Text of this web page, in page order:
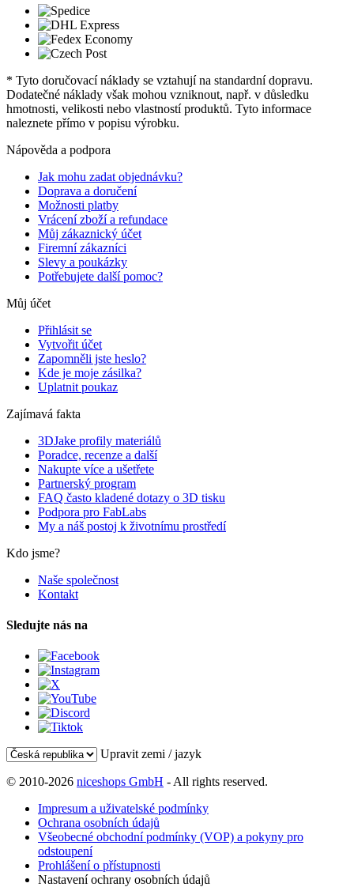
* Tyto doručovací náklady se vztahují na standardní dopravu.
Dodatečné náklady však mohou vzniknout, např. v důsledku
hmotnosti, velikosti nebo vlastností produktů. Tyto informace
naleznete přímo v popisu výrobku.
Nápověda a podpora
Jak mohu zadat objednávku?
Doprava a doručení
Možnosti platby
Vrácení zboží a refundace
Můj zákaznický účet
Firemní zákazníci
Slevy a poukázky
Potřebujete další pomoc?
Můj účet
Přihlásit se
Vytvořit účet
Zapomněli jste heslo?
Kde je moje zásilka?
Uplatnit poukaz
Zajímavá fakta
3DJake profily materiálů
Poradce, recenze a další
Nakupte více a ušetřete
Partnerský program
FAQ často kladené dotazy o 3D tisku
Podpora pro FabLabs
My a náš postoj k životnímu prostředí
Kdo jsme?
Naše společnost
Kontakt
Sledujte nás na
Upravit zemi / jazyk
© 2010-2026 niceshops GmbH - All rights reserved.
Impresum a uživatelské podmínky
Ochrana osobních údajů
Všeobecné obchodní podmínky (VOP) a pokyny pro
odstoupení
Prohlášení o přístupnosti
Nastavení ochrany osobních údajů